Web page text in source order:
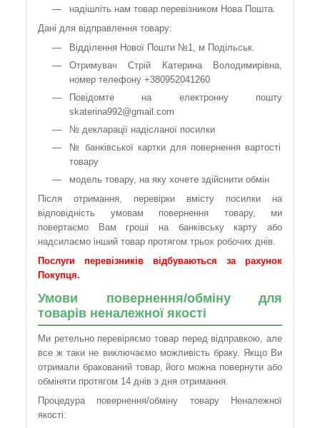
надішліть нам товар перевізником Нова Пошта.
Дані для відправлення товару:
Відділення Нової Пошти №1, м Подільськ.
Отримувач Стрій Катерина Володимирівна,
номер телефону +380952041260
Повідомте на електронну пошту
skaterina992@gmail.com
№ декларації надісланої посилки
№ банківської картки для повернення вартості
товару
модель товару, на яку хочете здійснити обмін
Після отримання, перевірки вмісту посилки на
відповідність умовам повернення товару, ми
повертаємо Вам гроші на банківську карту або
надсилаємо інший товар протягом трьох робочих днів.
Послуги перевізників відбуваються за рахунок
Покупця.
Умови повернення/обміну для
товарів неналежної якості
Ми ретельно перевіряємо товар перед відправкою, але
все ж таки не виключаємо можливість браку. Якщо Ви
отримали бракований товар, його можна повернути або
обміняти протягом 14 днів з дня отримання.
Процедура повернення/обміну товару Неналежної
якості: